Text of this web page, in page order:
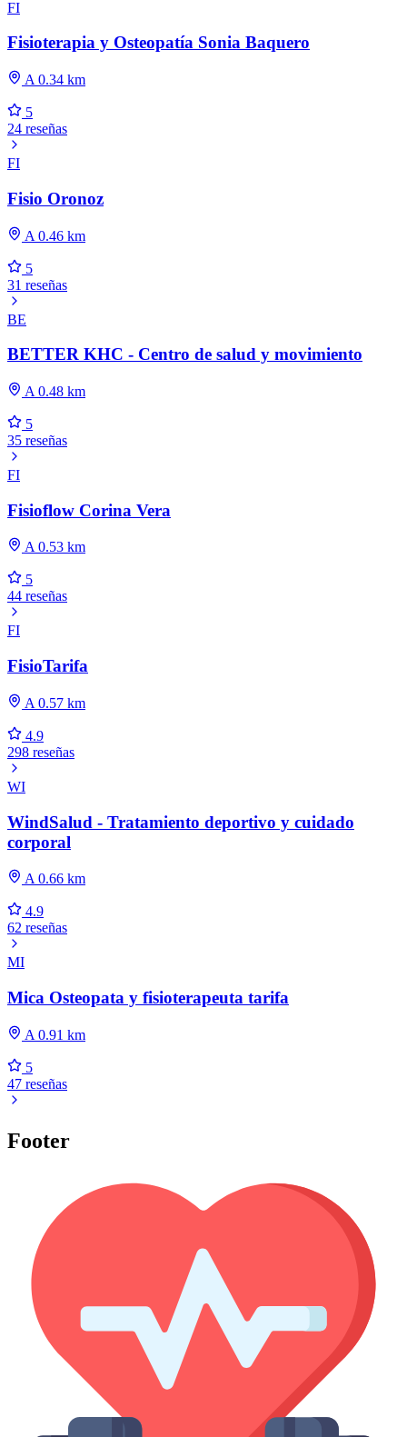
FI
Fisioterapia y Osteopatía Sonia Baquero
A 0.34 km
5
24 reseñas
FI
Fisio Oronoz
A 0.46 km
5
31 reseñas
BE
BETTER KHC - Centro de salud y movimiento
A 0.48 km
5
35 reseñas
FI
Fisioflow Corina Vera
A 0.53 km
5
44 reseñas
FI
FisioTarifa
A 0.57 km
4.9
298 reseñas
WI
WindSalud - Tratamiento deportivo y cuidado
corporal
A 0.66 km
4.9
62 reseñas
MI
Mica Osteopata y fisioterapeuta tarifa
A 0.91 km
5
47 reseñas
Footer